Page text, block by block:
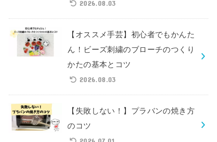
2026.08.03
【オススメ手芸】初心者でもかんた
ん！ビーズ刺繍のブローチのつくり
かたの基本とコツ
2026.08.03
【失敗しない！】プラバンの焼き方
のコツ